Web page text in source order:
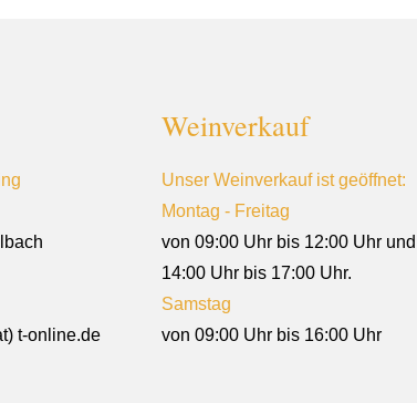
t-online.de
Weinverkauf
Unser Weinverkauf ist geöffnet:
Montag - Freitag
von 09:00 Uhr bis 12:00 Uhr
14:00 Uhr bis 17:00 Uhr.
Samstag
von 09:00 Uhr bis 16:00 Uhr